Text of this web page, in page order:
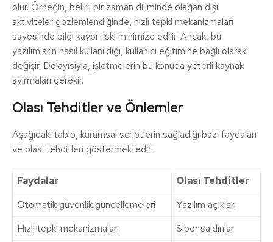
olur. Örneğin, belirli bir zaman diliminde olağan dışı
aktiviteler gözlemlendiğinde, hızlı tepki mekanizmaları
sayesinde bilgi kaybı riski minimize edilir. Ancak, bu
yazılımların nasıl kullanıldığı, kullanıcı eğitimine bağlı olarak
değişir. Dolayısıyla, işletmelerin bu konuda yeterli kaynak
ayırmaları gerekir.
Olası Tehditler ve Önlemler
Aşağıdaki tablo, kurumsal scriptlerin sağladığı bazı faydaları
ve olası tehditleri göstermektedir:
Faydalar
Olası Tehditler
Otomatik güvenlik güncellemeleri
Yazılım açıkları
Hızlı tepki mekanizmaları
Siber saldırılar